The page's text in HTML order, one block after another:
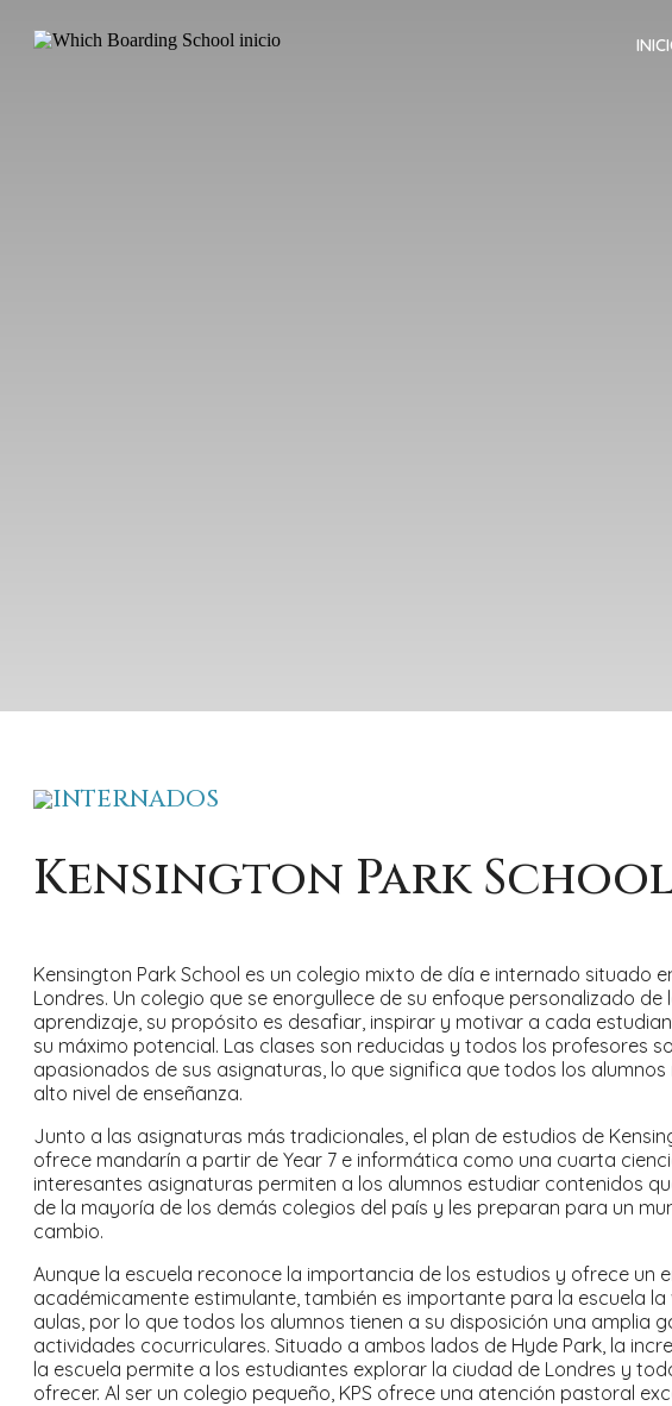
INTERNADOS
Kensington Park
Kensington Park School es un colegio mixto de día e internado situado
Londres. Un colegio que se enorgullece de su enfoque personalizado de
aprendizaje, su propósito es desafiar, inspirar y motivar a cada
su máximo potencial. Las clases son reducidas y todos los profesores
apasionados de sus asignaturas, lo que significa que todos los alumnos
alto nivel de enseñanza.
Junto a las asignaturas más tradicionales, el plan de estudios de
ofrece mandarín a partir de Year 7 e informática como una cuarta
interesantes asignaturas permiten a los alumnos estudiar contenidos
de la mayoría de los demás colegios del país y les preparan para un
cambio.
Aunque la escuela reconoce la importancia de los estudios y ofrece un
académicamente estimulante, también es importante para la escuela la
aulas, por lo que todos los alumnos tienen a su disposición una amplia
actividades cocurriculares. Situado a ambos lados de Hyde Park, la
la escuela permite a los estudiantes explorar la ciudad de Londres y
ofrecer. Al ser un colegio pequeño, KPS ofrece una atención pastoral